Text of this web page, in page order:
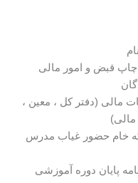
چاپ قبض و امور مالی
مالی (دفتر کل ، معین ،
مالی)
خام حضور غیاب مدرس
پایان دوره آموزشی